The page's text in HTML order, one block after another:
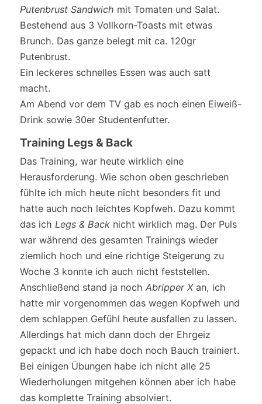
Putenbrust Sandwich mit Tomaten und Salat.
Bestehend aus 3 Vollkorn-Toasts mit etwas
Brunch. Das ganze belegt mit ca. 120gr
Putenbrust.
Ein leckeres schnelles Essen was auch satt
macht.
Am Abend vor dem TV gab es noch einen Eiweiß-
Drink sowie 30er Studentenfutter.
Training Legs & Back
Das Training, war heute wirklich eine
Herausforderung. Wie schon oben geschrieben
fühlte ich mich heute nicht besonders fit und
hatte auch noch leichtes Kopfweh. Dazu kommt
das ich Legs & Back nicht wirklich mag. Der Puls
war während des gesamten Trainings wieder
ziemlich hoch und eine richtige Steigerung zu
Woche 3 konnte ich auch nicht feststellen.
Anschließend stand ja nochAbripper Xan, ich
hatte mir vorgenommen das wegen Kopfweh und
dem schlappen Gefühl heute ausfallen zu lassen.
Allerdings hat mich dann doch der Ehrgeiz
gepackt und ich habe doch noch Bauch trainiert.
Bei einigen Übungen habe ich nicht alle 25
Wiederholungen mitgehen können aber ich habe
das komplette Training absolviert.